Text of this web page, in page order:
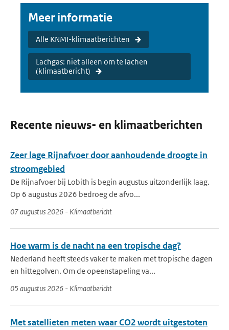
Meer informatie
Alle KNMI-klimaatberichten
Lachgas: niet alleen om te lachen
(klimaatbericht)
Recente nieuws- en klimaatberichten
Zeer lage Rijnafvoer door aanhoudende droogte in
stroomgebied
De Rijnafvoer bij Lobith is begin augustus uitzonderlijk laag.
Op 6 augustus 2026 bedroeg de afvo...
07 augustus 2026 - Klimaatbericht
Hoe warm is de nacht na een tropische dag?
Nederland heeft steeds vaker te maken met tropische dagen
en hittegolven. Om de opeenstapeling va...
05 augustus 2026 - Klimaatbericht
Met satellieten meten waar CO2 wordt uitgestoten